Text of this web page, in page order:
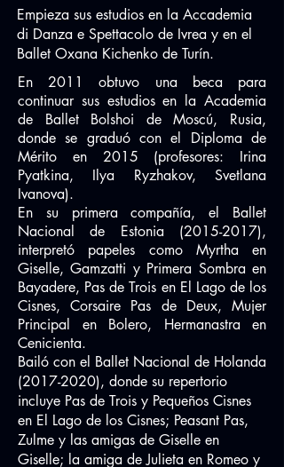
Empieza sus estudios en la Accademia
di Danza e Spettacolo de Ivrea y en el
Ballet Oxana Kichenko de Turín.
En 2011 obtuvo una beca para
continuar sus estudios en la Academia
de Ballet Bolshoi de Moscú, Rusia,
donde se graduó con el Diploma de
Mérito en 2015 (profesores: Irina
Pyatkina, Ilya Ryzhakov, Svetlana
Ivanova).
En su primera compañía, el Ballet
Nacional de Estonia (2015-2017),
interpretó papeles como Myrtha en
Giselle, Gamzatti y Primera Sombra en
Bayadere, Pas de Trois en El Lago de los
Cisnes, Corsaire Pas de Deux, Mujer
Principal en Bolero, Hermanastra en
Cenicienta.
Bailó con el Ballet Nacional de Holanda
(2017-2020), donde su repertorio
incluye Pas de Trois y Pequeños Cisnes
en El Lago de los Cisnes; Peasant Pas,
Zulme y las amigas de Giselle en
Giselle; la amiga de Julieta en Romeo y